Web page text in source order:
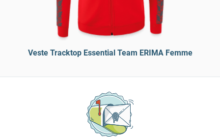
Veste Tracktop Essential Team ERIMA Femme